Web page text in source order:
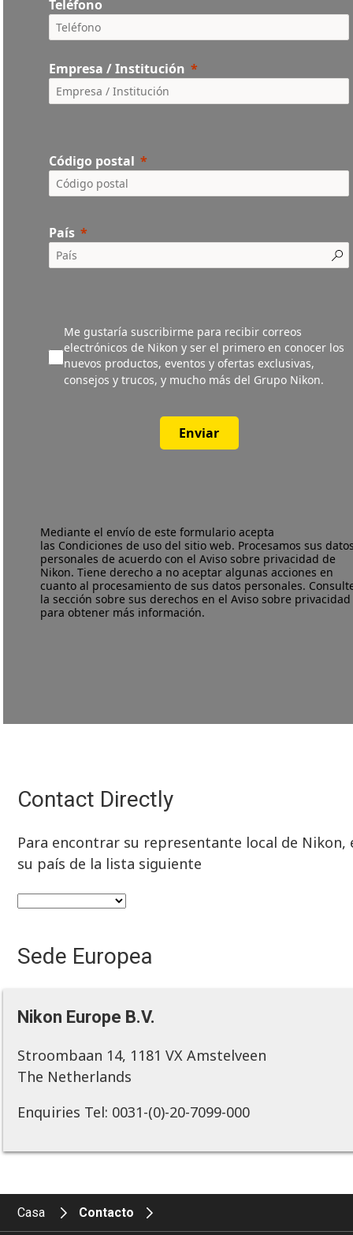
Teléfono
Empresa / Institución
Código postal
País
Me gustaría suscribirme para recibir correos
electrónicos de Nikon y ser el primero en conocer los
nuevos productos, eventos y ofertas exclusivas,
consejos y trucos, y mucho más del Grupo Nikon.
Enviar
Mediante el envío de este formulario acepta
las Condiciones de uso del sitio web. Procesamos sus
personales de acuerdo con elAviso sobre privacidad de
Nikon. Tiene derecho a no aceptar algunas acciones en
cuanto al procesamiento de sus datos personales.
la sección sobre sus derechos en el Aviso sobre privacidad
para obtener más información.
Contact Directly
Para encontrar su representante local de Nikon,
su país de la lista siguiente
Sede Europea
Nikon Europe B.V.
Stroombaan 14, 1181 VX Amstelveen
The Netherlands
Enquiries Tel: 0031-(0)-20-7099-000
Casa Contacto